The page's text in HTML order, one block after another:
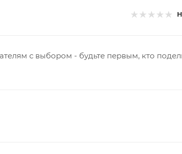
с выбором - будьте первым, кто